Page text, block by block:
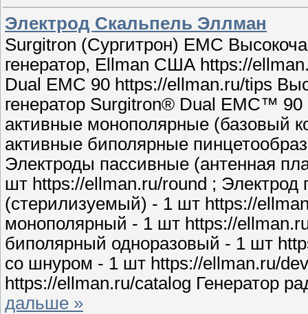
Электрод Скальпель Эллман
Surgitron (Сургитрон) EMC
генератор, Ellman США https://
Dual EMC 90 https://ellman.ru/tips
генератор Surgitron® Dual EMC™
активные монополярные (базовый
активные биполярные
Электроды пассивные (антенная
шт https://ellman.ru/round ;
(стерилизуемый) - 1 шт https://
монополярный - 1 шт https://
биполярный одноразовый - 1 шт
со шнуром - 1 шт https://ellman.ru/
https://ellman.ru/catalog Генератор
дальше »